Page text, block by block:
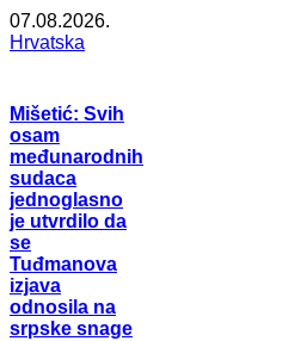
07.08.2026.
Hrvatska
Mišetić: Svih
osam
međunarodnih
sudaca
jednoglasno
je utvrdilo da
se
Tuđmanova
izjava
odnosila na
srpske snage